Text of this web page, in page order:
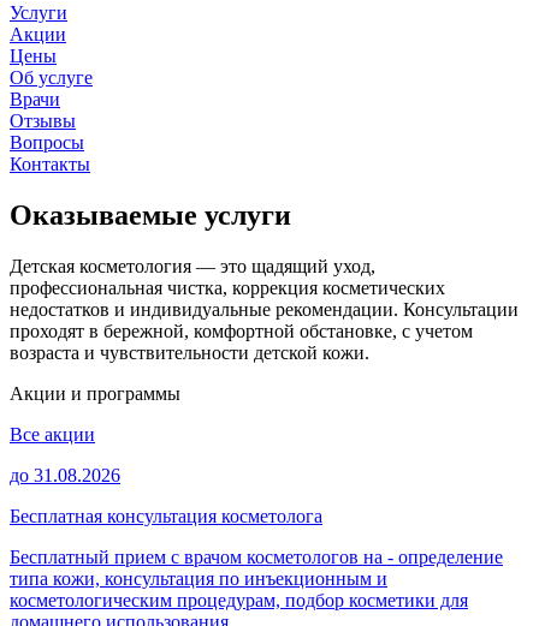
Услуги
Акции
Цены
Об услуге
Врачи
Отзывы
Вопросы
Контакты
Оказываемые услуги
Детская косметология — это щадящий уход,
профессиональная чистка, коррекция косметических
недостатков и индивидуальные рекомендации. Консультации
проходят в бережной, комфортной обстановке, с учетом
возраста и чувствительности детской кожи.
Акции и программы
Все акции
до 31.08.2026
Бесплатная консультация косметолога
Бесплатный прием с врачом косметологов на - определение
типа кожи, консультация по инъекционным и
косметологическим процедурам, подбор косметики для
домашнего использования